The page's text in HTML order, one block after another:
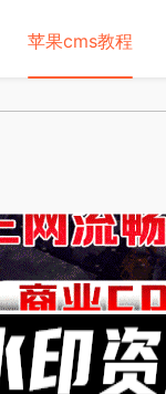
苹果cms教程